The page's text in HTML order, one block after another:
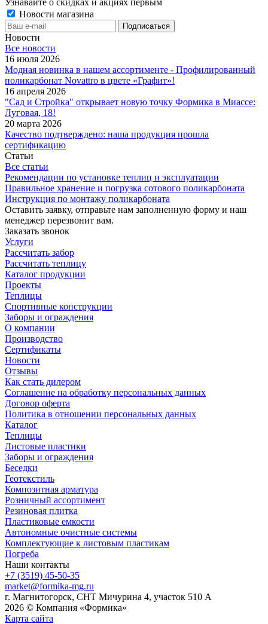
Новости магазина
Новости
Все новости
16 июля 2026
Модная новинка в нашем ассортименте - Профилированный
поликарбонат Novattro в цвете «Графит»!
16 апреля 2026
"Сад и Стройка" открывает новую точку Формика в Миассе:
Луговая, 18!
20 марта 2026
Качество подтверждено: наша продукция прошла
сертификацию
Статьи
Все статьи
Рекомендации по установке теплиц и эксплуатации
Правильное хранение и погрузка сотового поликарбоната
Инструкция по монтажу поликарбоната
Оставить заявку, отправьте нам заполненную форму и наш
менеджер перезвонит вам.
Заказать звонок
Услуги
Рассчитать забор
Рассчитать теплицу
Каталог продукции
Проекты
Теплицы
Спортивные конструкции
Заборы и ограждения
О компании
Производство
Сертификаты
Новости
Отзывы
Как стать дилером
Соглашение на обработку персональных данных
Договор оферта
Политика в отношении персональных данных
Каталог
Теплицы
Листовые пластики
Заборы и ограждения
Беседки
Геотекстиль
Композитная арматура
Розничный ассортимент
Резиновая плитка
Пластиковые емкости
Автономные очистные системы
Комплектующие к листовым пластикам
Погреба
Наши контакты
+7 (3519) 45-50-35
market@formika-mg.ru
г. Магнитогорск, СНТ Мичурина 4, участок 510 А
2026 © Компания «Формика»
Карта сайта